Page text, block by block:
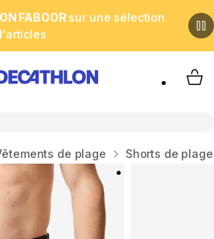
FABOOR sur une sélection
My
de plage Shorts de plage